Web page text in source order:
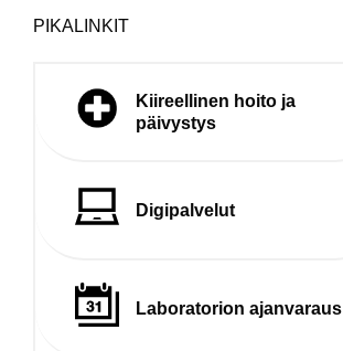
PIKALINKIT
Kiireellinen hoito ja
päivystys
Digipalvelut
Laboratorion ajanvaraus